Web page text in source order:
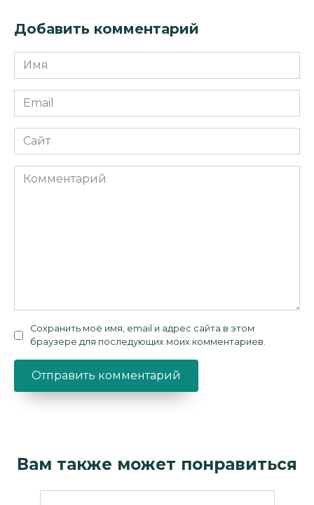
Добавить комментарий
Имя
*
Email
*
Сайт
Комментарий
Сохранить моё имя, email и адрес сайта в этом
браузере для последующих моих комментариев.
Вам также может понравиться